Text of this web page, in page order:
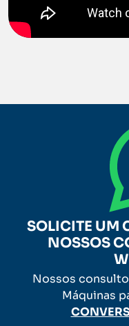
SOLICITE UM
NOSSOS
Nossos
Máquinas